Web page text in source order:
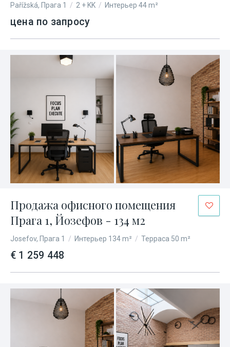
Pařížská, Прага 1 / 2 + KK / Интерьер 44 m²
цена по запросу
Продажа офисного помещения
Прага 1, Йозефов - 134 м2
Josefov, Прага 1 / Интерьер 134 m² / Терраса 50 m²
€ 1 259 448